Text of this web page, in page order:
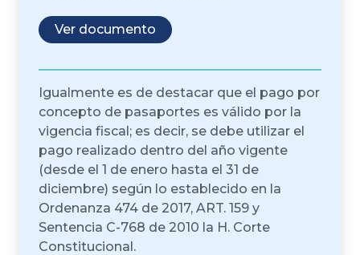
Ver documento
Igualmente es de destacar que el pago por
concepto de pasaportes es válido por la
vigencia fiscal; es decir, se debe utilizar el
pago realizado dentro del año vigente
(desde el 1 de enero hasta el 31 de
diciembre) según lo establecido en la
Ordenanza 474 de 2017, ART. 159 y
Sentencia C-768 de 2010 la H. Corte
Constitucional.